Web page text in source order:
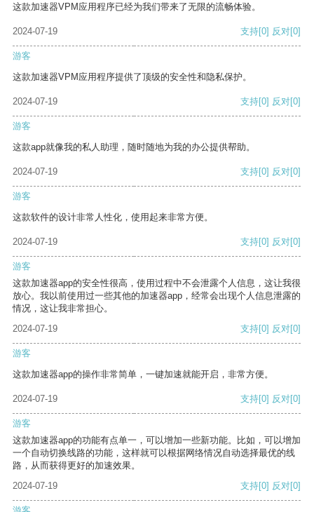
这款加速器VPM应用程序已经为我们带来了无限的流畅体验。
2024-07-19 支持[0] 反对[0]
游客
这款加速器VPM应用程序提供了顶级的安全性和隐私保护。
2024-07-19 支持[0] 反对[0]
游客
这款app就像我的私人助理，随时随地为我的办公提供帮助。
2024-07-19 支持[0] 反对[0]
游客
这款软件的设计非常人性化，使用起来非常方便。
2024-07-19 支持[0] 反对[0]
游客
这款加速器app的安全性很高，使用过程中不会泄露个人信息，这让我很
放心。我以前使用过一些其他的加速器app，经常会出现个人信息泄露的
情况，这让我非常担心。
2024-07-19
支持[0] 反对[0]
游客
这款加速器app的操作非常简单，一键加速就能开启，非常方便。
2024-07-19 支持[0] 反对[0]
游客
这款加速器app的功能有点单一，可以增加一些新功能。比如，可以增加
一个自动切换线路的功能，这样就可以根据网络情况自动选择最优的线
路，从而获得更好的加速效果。
2024-07-19
支持[0] 反对[0]